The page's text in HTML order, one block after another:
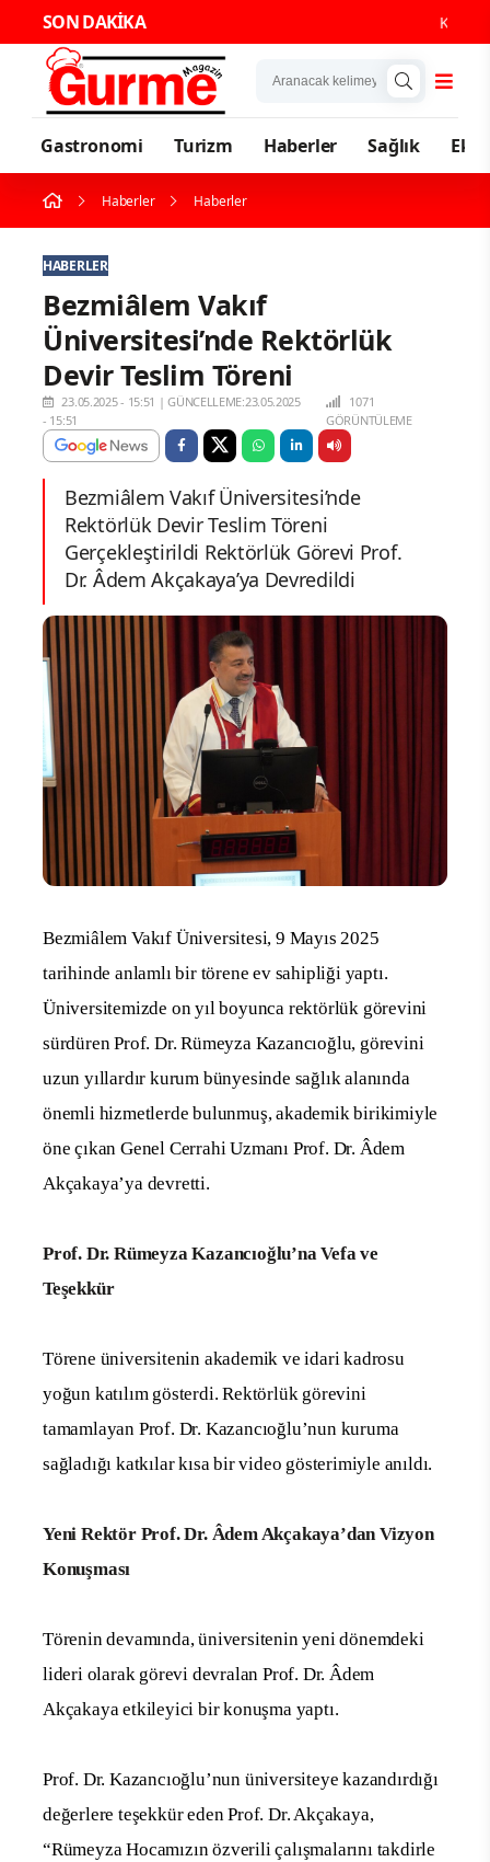
SON DAKİKA
Gastronomi Turizm Haberler Sağlık
Haberler Haberler
HABERLER
Bezmiâlem Vakıf
Üniversitesi’nde Rektörlük
Devir Teslim Töreni
23.05.2025 - 15:51 |GÜNCELLEME:23.05.2025
- 15:51
1071
GÖRÜNTÜLEME
Bezmiâlem Vakıf Üniversitesi’nde
Rektörlük Devir Teslim Töreni
Gerçekleştirildi Rektörlük Görevi Prof.
Dr. Âdem Akçakaya’ya Devredildi
Bezmiâlem Vakıf Üniversitesi, 9 Mayıs 2025
tarihinde anlamlı bir törene ev sahipliği yaptı.
Üniversitemizde on yıl boyunca rektörlük görevini
sürdüren Prof. Dr. Rümeyza Kazancıoğlu, görevini
uzun yıllardır kurum bünyesinde sağlık alanında
önemli hizmetlerde bulunmuş, akademik birikimiyle
öne çıkan Genel Cerrahi Uzmanı Prof. Dr. Âdem
Akçakaya’ya devretti.
Prof. Dr. Rümeyza Kazancıoğlu’na Vefa ve
Teşekkür
Törene üniversitenin akademik ve idari kadrosu
yoğun katılım gösterdi. Rektörlük görevini
tamamlayan Prof. Dr. Kazancıoğlu’nun kuruma
sağladığı katkılar kısa birvideo gösterimiyle anıldı.
Yeni Rektör Prof. Dr. Âdem Akçakaya’dan Vizyon
Konuşması
Törenin devamında, üniversitenin yeni dönemdeki
lideri olarak görevi devralan Prof. Dr. Âdem
Akçakaya etkileyici bir konuşma yaptı.
Prof. Dr. Kazancıoğlu’nun üniversiteye kazandırdığı
değerlere teşekkür eden Prof. Dr. Akçakaya,
“Rümeyza Hocamızın özverili çalışmalarını takdirle